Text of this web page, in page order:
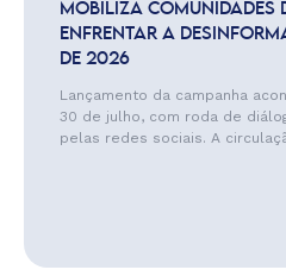
MOBILIZA COMUNIDADES
ENFRENTAR A
DE 2026
Lançamento da campanha
30 de julho, com roda de
pelas redes sociais. A